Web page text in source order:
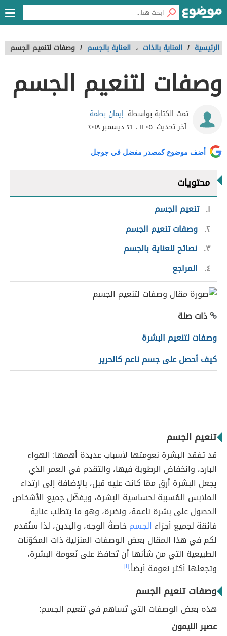
الرئيسية / العناية بالذات ، العناية بالجسم / وصفات لتنعيم الجسم
وصفات لتنعيم الجسم
تمت الكتابة بواسطة:إيمان بطمة
آخر تحديث:١١:٠٥ ، ٣١ ديسمبر ٢٠١٨
أضف موضوع كمصدر مفضل في جوجل
محتويات
١ تنعيم الجسم
٢ وصفات تنعيم الجسم
٣ نصائح للعناية بالجسم
٤
المراجع
ذات صلة
وصفات لتنعيم البشرة
كيف أحصل على جسم ناعم كالحرير
تنعيم الجسم
قد تفقد البشرة نعومتها لأسباب عديدة أهمها: الهواء
البارد، وانخفاض الرطوبة فيها، والتقدم في العمر الذي
يجعل البشرة أرق ممّا كانت عليه قبل، بالإضافة إلى ارتداء
الملابس المُسببة لحساسية البشرة، ويفضّل جميع الأشخاص
الحصول على بشرة ناعمة، ونضرة، وهو ما يتطلب عناية
فائقة لجميع أجزاء الجسمخاصةً الوجه، واليدين، لذا سنُقدم
لكم في هذا المقال بعض الوصفات المنزلية ذات المكوّنات
الطبيعية التي من شأنها أن تُحافظ على نُعومة البشرة،
وتجعلها أكثر نعومة أيضاً.[١]
وصفات تنعيم الجسم
هذه بعض الوصفات التي تُساهم في تنعيم الجسم:
عصير الليمون